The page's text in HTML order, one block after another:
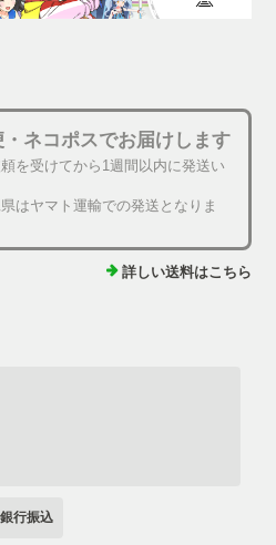
ネコポスでお届けします
を受けてから1週間以内に発送い
はヤマト運輸での発送となりま
詳しい送料はこちら
銀行振込